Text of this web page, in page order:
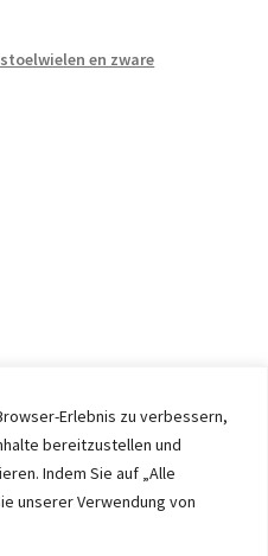
Erlebnis zu verbessern,
bereitzustellen und
Indem Sie auf „Alle
unserer Verwendung von
en zware
member of the ERUON